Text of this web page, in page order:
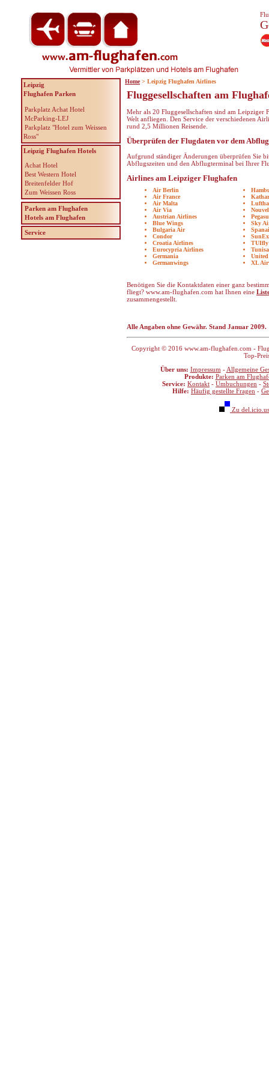
Fluggesellschaften am
Mehr als 20 Fluggesellschaften sind am Leipziger
Welt anfliegen. Den Service der verschiedenen
rund 2,5 Millionen Reisende.
Überprüfen der Flugdaten vor dem
Aufgrund ständiger Änderungen überprüfen Sie
Abflugszeiten und den Abflugterminal bei Ihrer
Airlines am Leipziger Flughafen
Air Berlin
Air France
Air Malta
Air Via
Austrian Airlines
Blue Wings
Bulgaria Air
Condor
Croatia Airlines
Eurocypria Airlines
Germania
Germanwings
Sky
TUIfly
XL
Benötigen Sie die Kontaktdaten einer ganz
fliegt? www.am-flughafen.com hat Ihnen eine
zusammengestellt.
Alle Angaben ohne Gewähr. Stand Januar 2009.
Copyright © 2016 www.am-flughafen.com -
Top-
Über uns: Impressum - Allgemeine
Produkte: Parken am
Service: Kontakt - Umbuchungen -
Hilfe: Häufig gestellte Fragen -
Zu
Leipzig
Flughafen Parken
Parkplatz Achat Hotel
McParking-LEJ
Parkplatz "Hotel zum Weissen
Ross"
Leipzig Flughafen Hotels
Achat Hotel
Best Western Hotel
Breitenfelder Hof
Zum Weissen Ross
Parken am Flughafen
Hotels am Flughafen
Service
Home > Leipzig Flughafen Airlines